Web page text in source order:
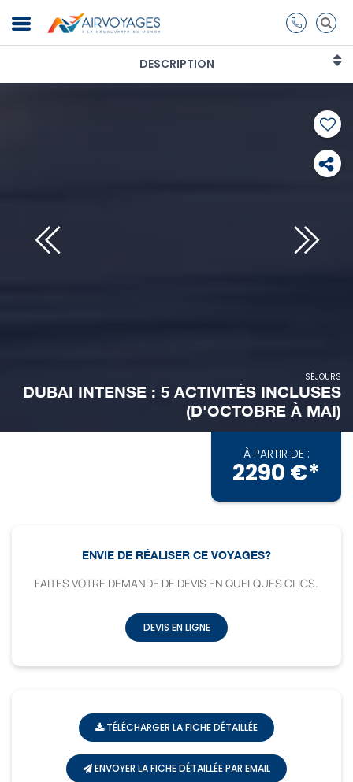
DESCRIPTION
SÉJOURS
DUBAI INTENSE : 5 ACTIVITÉS INCLUSES
(D'OCTOBRE À MAI)
À PARTIR DE :
2290 €*
ENVIE DE RÉALISER CE VOYAGES?
FAITES VOTRE DEMANDE DE DEVIS EN QUELQUES CLICS.
DEVIS EN LIGNE
TÉLÉCHARGER LA FICHE DÉTAILLÉE
ENVOYER LA FICHE DÉTAILLÉE PAR EMAIL